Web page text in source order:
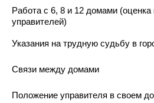
Работа с 6, 8 и 12 домами (оценка
управителей)
Указания на трудную судьбу в
Связи между домами
Положение управителя в своем